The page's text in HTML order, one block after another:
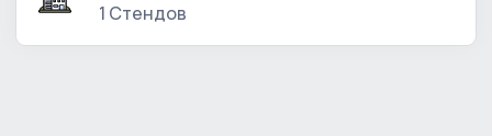
1 Стендов